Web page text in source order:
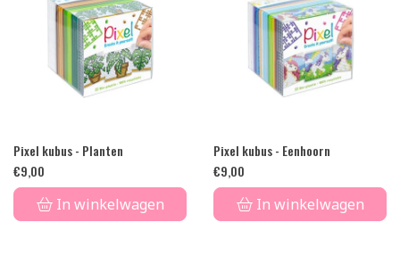
Pixel kubus - Planten
€9,00
In winkelwagen
Pixel kubus - Eenhoorn
€9,00
In winkelwagen